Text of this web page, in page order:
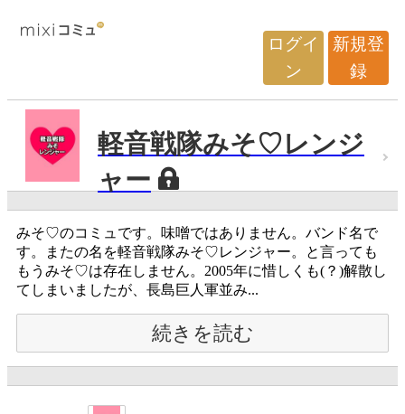
ログイ
ン
新規登
録
軽音戦隊みそ♡レンジ
ャー
みそ♡のコミュです。味噌ではありません。バンド名で
す。またの名を軽音戦隊みそ♡レンジャー。と言っても
もうみそ♡は存在しません。2005年に惜しくも(？)解散し
てしまいましたが、長島巨人軍並み...
続きを読む